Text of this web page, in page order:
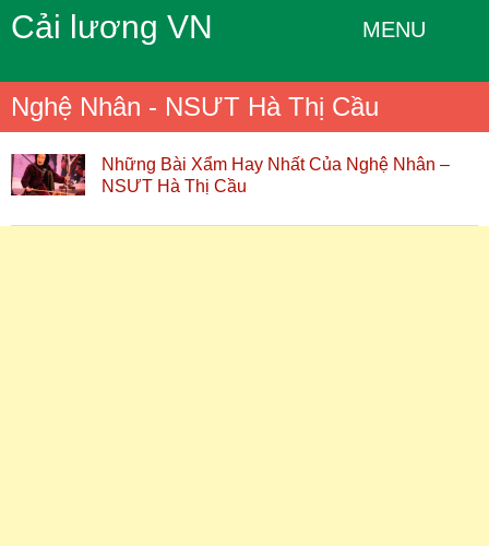
Cải lương VN MENU
Nghệ Nhân - NSƯT Hà Thị Cầu
Những Bài Xẩm Hay Nhất Của Nghệ Nhân –
NSƯT Hà Thị Cầu